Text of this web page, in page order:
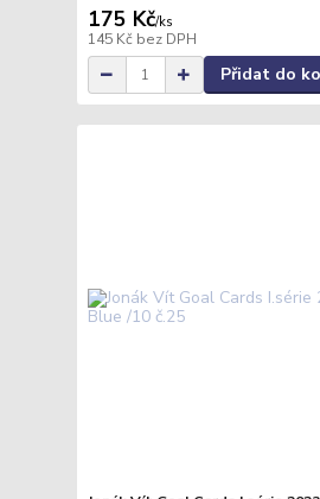
175 Kč/ks
145 Kč bez DPH
Přidat do